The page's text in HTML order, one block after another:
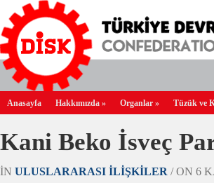
Anasayfa Hakkımızda » Organlar » Tüzük ve
Kani Beko İsveç
IN ULUSLARARASI İLIŞKILER / ON 6